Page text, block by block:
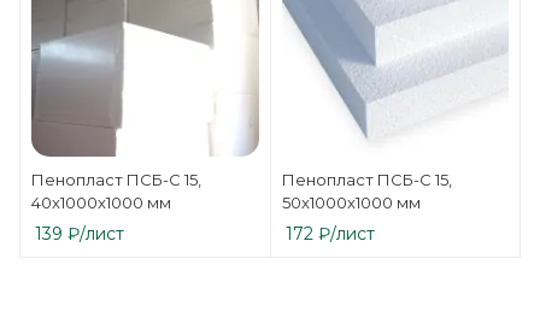
Пенопласт ПСБ-С 15,
40x1000x1000 мм
139 ₽/лист
Пенопласт ПСБ-С 15,
50x1000x1000 мм
172 ₽/лист